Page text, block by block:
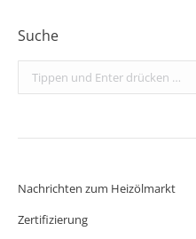
Suche
Search:
Nachrichten zum Heizölmarkt
Zertifizierung